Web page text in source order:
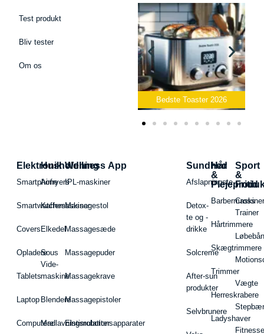
Test produkt
Bliv tester
Om os
Bedste Toaster 2026
Elektronik
Smartphone
Smartwatches
Covers
Opladere
Tablets
Laptop
Computere
Husholdning
Airfryers
Kaffemaskiner
Elkedel
Sous
Vide-
maskine
Blendere
Madlavningsrobotter
Wellness App
IPL-maskiner
Massagestol
Massagesæde
Massagepuder
Massagekrave
Massagepistoler
Elstimulationsapparater
Sundhed
Afslapningste
Detox-
te og -
drikke
Solcreme
After-sun
produkter
Selvbrunere
Hår
&
Hårtrimmere
Skægtrimmere
Trimmer
Herreskrabere
Ladyshaver
Sport
&
Fritid
Cross
Trainer
Vægte